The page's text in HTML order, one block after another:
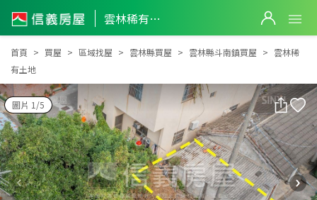
雲林稀有土地
雲林稀有土地
首頁 買屋 區域找屋 雲林縣買屋 雲林縣斗南鎮買屋
雲林稀
有土地
圖片 1/5